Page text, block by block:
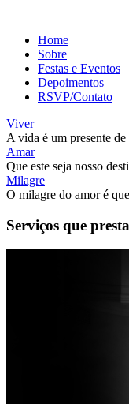
Home
Sobre
Festas e Eventos
Depoimentos
RSVP/Contato
Viver
A vida é um presente
Amar
Que este seja nosso
Milagre
O milagre do amor é
Serviços que